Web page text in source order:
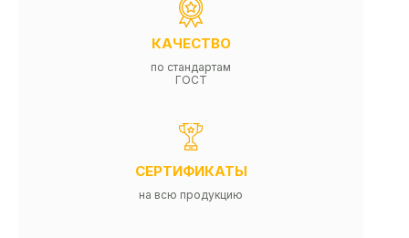
КАЧЕСТВО
по стандартам
ГОСТ
СЕРТИФИКАТЫ
на всю продукцию